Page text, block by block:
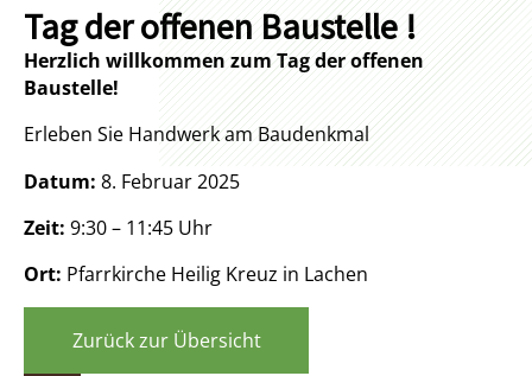
Tag der offenen Baustelle !
Herzlich willkommen zum Tag der offenen
Baustelle!
Erleben Sie Handwerk am Baudenkmal
Datum: 8. Februar 2025
Zeit: 9:30 – 11:45 Uhr
Ort: Pfarrkirche Heilig Kreuz in Lachen
Zurück zur Übersicht